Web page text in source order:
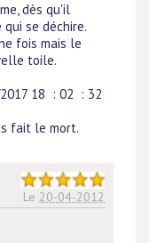
dès qu'il
se déchire.
fois mais le
toile.
18 : 02 : 32
fait le mort.
Le 20-04-2012